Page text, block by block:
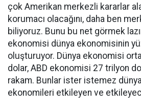
çok Amerikan merkezli kararlar
korumacı olacağını, daha ben
biliyoruz. Bunu bu net görmek
ekonomisi dünya ekonomisinin
oluşturuyor. Dünya ekonomisi
dolar, ABD ekonomisi 27 trilyon
rakam. Bunlar ister istemez
ekonomileri etkileyen ve